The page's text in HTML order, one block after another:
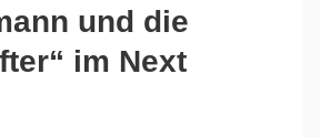
und die
im Next